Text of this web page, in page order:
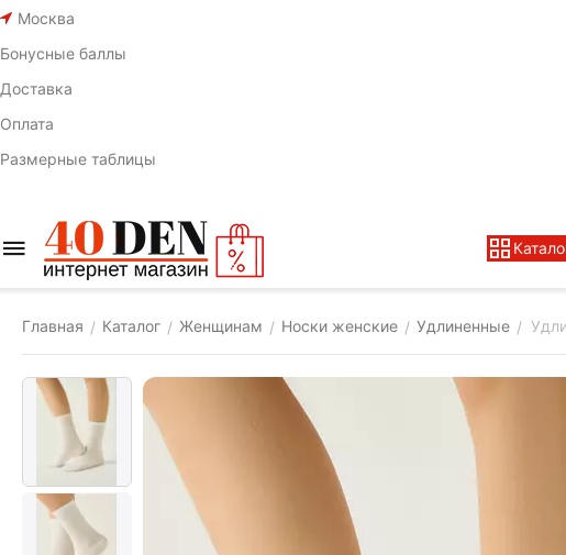
Москва
Бонусные баллы
Доставка
Оплата
Размерные таблицы
Главная / Каталог / Женщинам / Носки женские / ​Удлиненные /